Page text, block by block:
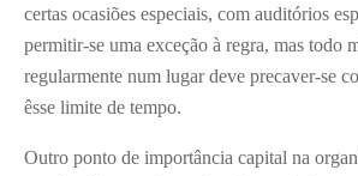
certas ocasiões especiais, com auditórios
permitir-se uma exceção à regra, mas todo
regularmente num lugar deve precaver-se
êsse limite de tempo.
Outro ponto de importância capital na